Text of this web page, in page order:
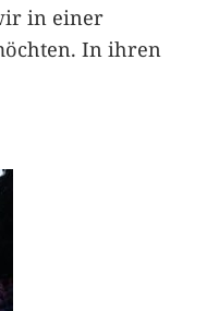
in einer
In ihren